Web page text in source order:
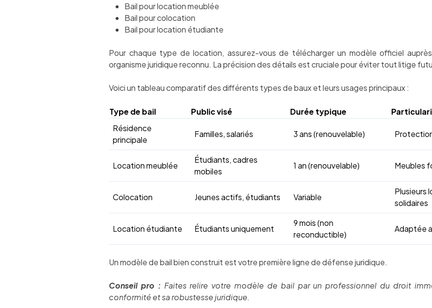
Bail pour location meublée
Bail pour colocation
Bail pour location étudiante
Pour chaque type de location, assurez-vous de télécharger un modèle officiel
organisme juridique reconnu. La précision des détails est cruciale pour éviter tout litige
Voici un tableau comparatif des différents types de baux et leurs usages principaux :
Type de bail Public visé Durée typique
Résidence
principale
Familles, salariés 3 ans (renouvelable)
Location meublée
Étudiants, cadres
mobiles
1 an (renouvelable) Meubles
Colocation Jeunes actifs, étudiants Variable
Plusieurs
solidaires
Location étudiante Étudiants uniquement
9 mois (non
reconductible)
Adaptée
Un modèle de bail bien construit est votre première ligne de défense juridique.
Conseil pro : Faites relire votre modèle de bail par un professionnel du droit
conformité et sa robustesse juridique.